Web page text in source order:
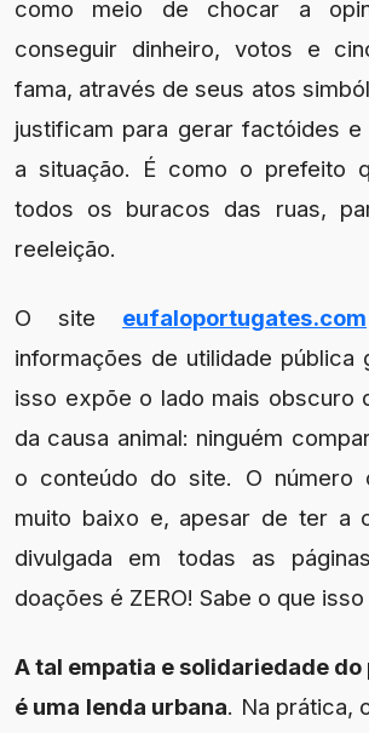
como meio de chocar a
conseguir dinheiro, votos e
fama, através de seus atos
justificam para gerar factóides
a situação. É como o prefeito
todos os buracos das ruas,
reeleição.
O site eufaloportugates.com
informações de utilidade pública
isso expõe o lado mais obscuro
da causa animal: ninguém
o conteúdo do site. O número
muito baixo e, apesar de ter a
divulgada em todas as
doações é ZERO! Sabe o que
A tal empatia e solidariedade
é uma lenda urbana. Na prática,